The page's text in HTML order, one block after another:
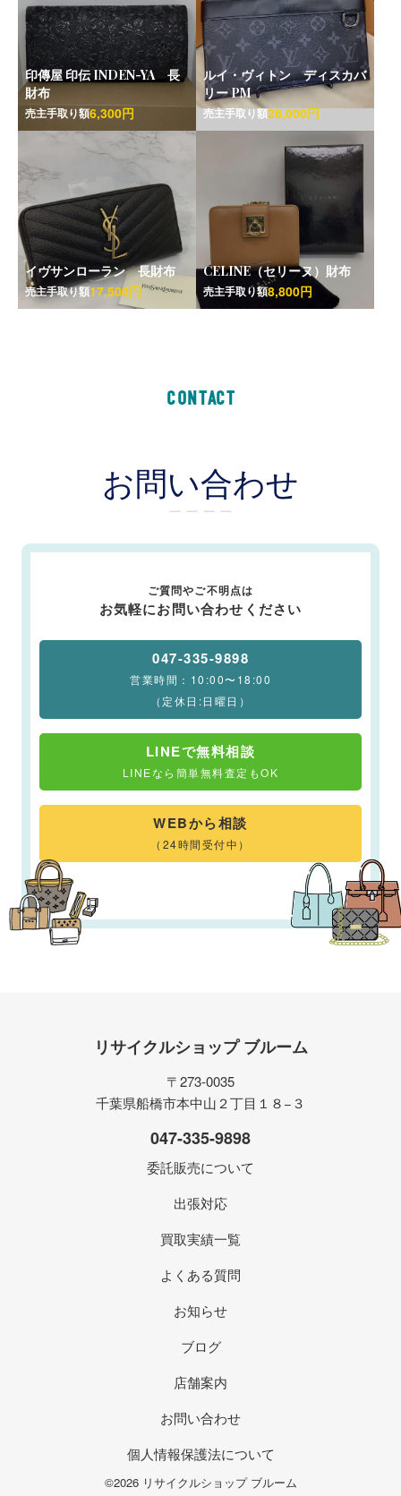
印傳屋 印伝 INDEN-YA 長
財布
売主手取り額6,300円
ルイ・ヴィトン ディスカバ
リー PM
売主手取り額28,000円
イヴサンローラン 長財布
売主手取り額17,500円
CELINE（セリーヌ）財布
売主手取り額8,800円
CONTACT
お問い合わせ
ー ー ー ー
ご質問やご不明点は
お気軽にお問い合わせください
047-335-9898
営業時間：10:00〜18:00
（定休日:日曜日）
LINEで無料相談
LINEなら簡単無料査定もOK
WEBから相談
（24時間受付中）
リサイクルショップ ブルーム
〒273-0035
千葉県船橋市本中山２丁目１８−３
047-335-9898
委託販売について
出張対応
買取実績一覧
よくある質問
お知らせ
ブログ
店舗案内
お問い合わせ
個人情報保護法について
©2026 リサイクルショップ ブルーム